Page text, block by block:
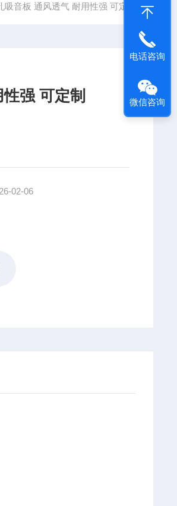
音板 通风透气 耐用性强 可定制
强 可定制
02-06
电话咨询
微信咨询